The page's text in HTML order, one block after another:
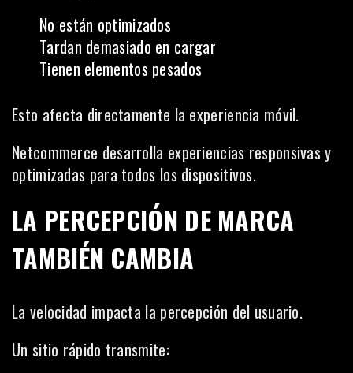
No están optimizados
Tardan demasiado en cargar
Tienen elementos pesados
Esto afecta directamente la experiencia móvil.
Netcommerce desarrolla experiencias responsivas y
optimizadas para todos los dispositivos.
LA PERCEPCIÓN DE MARCA
TAMBIÉN CAMBIA
La velocidad impacta la percepción del usuario.
Un sitio rápido transmite: